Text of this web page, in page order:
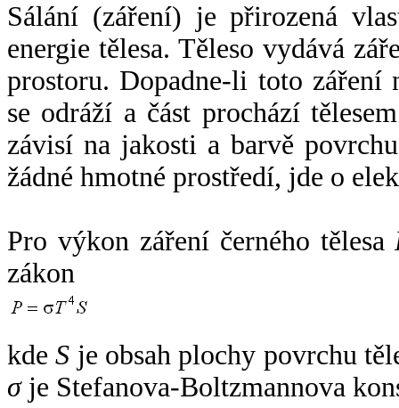
Sálání (záření) je přirozená
energie tělesa. Těleso vydává
prostoru. Dopadne-li toto záření
se odráží a část prochází
závisí na jakosti a barvě
žádné hmotné prostředí, jde o
Pro výkon záření černého tělesa
zákon
kdeS je obsah plochy povrchu
σje Stefanova-Boltzmannova